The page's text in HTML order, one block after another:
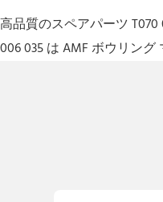
高品質のスペアパーツ
006 035 は AMF ボウリン